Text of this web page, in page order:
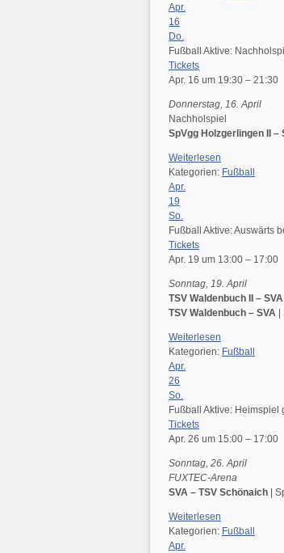
Apr.
16
Do.
Fußball Aktive:
Tickets
Apr. 16 um 19:30 – 21:30
Donnerstag, 16. April
Nachholspiel
SpVgg Holzgerlingen II –
Weiterlesen
Kategorien: Fußball
Apr.
19
So.
Fußball Aktive: Auswärts
Tickets
Apr. 19 um 13:00 – 17:00
Sonntag, 19. April
TSV Waldenbuch II – SVA II
TSV Waldenbuch – SVA
Weiterlesen
Kategorien: Fußball
Apr.
26
So.
Fußball Aktive: Heimspiel
Tickets
Apr. 26 um 15:00 – 17:00
Sonntag, 26. April
FUXTEC-Arena
SVA – TSV Schönaich |
Weiterlesen
Kategorien: Fußball
Apr.